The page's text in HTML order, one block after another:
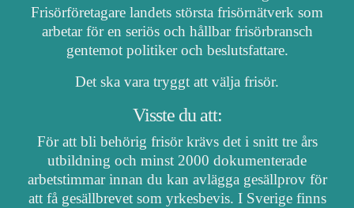
Frisörföretagare landets största frisörnätverk som
arbetar för en seriös och hållbar frisörbransch
gentemot politiker och beslutsfattare.
Det ska vara tryggt att välja frisör.
Visste du att:
För att bli behörig frisör krävs det i snitt tre års
utbildning och minst 2000 dokumenterade
arbetstimmar innan du kan avlägga gesällprov för
att få gesällbrevet som yrkesbevis. I Sverige finns